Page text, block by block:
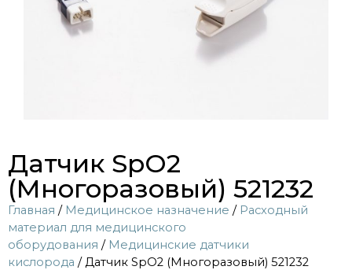
Датчик SpO2
(Многоразовый) 521232
Главная / Медицинское назначение / Расходный
материал для медицинского
оборудования / Медицинские датчики
кислорода / Датчик SpO2 (Многоразовый) 521232